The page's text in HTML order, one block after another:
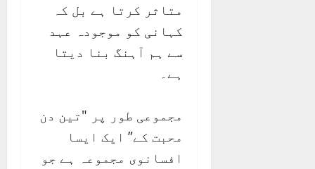
متاثر کرتا ہے بل کہ
کہانی کو موجودہ عہد
سے ہم آہنگ بنا دیتا
ہے۔
مجموعی طور پر "تین دن
محبت کے” ایک ایسا
افسانوی مجموعہ ہے جو